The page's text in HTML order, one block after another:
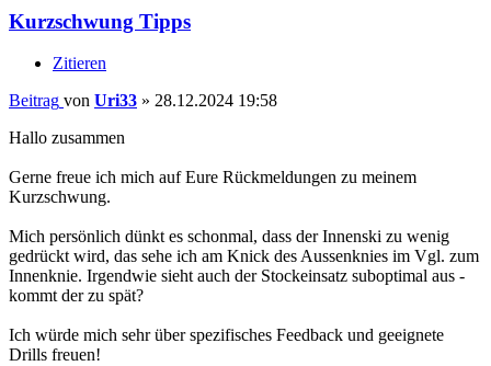
Kurzschwung Tipps
Zitieren
Beitrag von Uri33 » 28.12.2024 19:58
Hallo zusammen
Gerne freue ich mich auf Eure Rückmeldungen zu meinem
Kurzschwung.
Mich persönlich dünkt es schonmal, dass der Innenski zu wenig
gedrückt wird, das sehe ich am Knick des Aussenknies im Vgl. zum
Innenknie. Irgendwie sieht auch der Stockeinsatz suboptimal aus -
kommt der zu spät?
Ich würde mich sehr über spezifisches Feedback und geeignete
Drills freuen!